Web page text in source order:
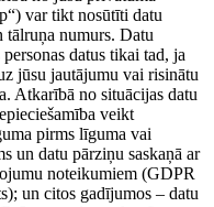
var tikt nosūtīti datu
tālruņa numurs. Datu
datus tikai tad, ja
jūsu jautājumu vai risinātu
Atkarībā no situācijas datu
veikt
pirms līguma vai
un datu pārziņu saskaņā ar
noteikumiem (GDPR
un citos gadījumos – datu